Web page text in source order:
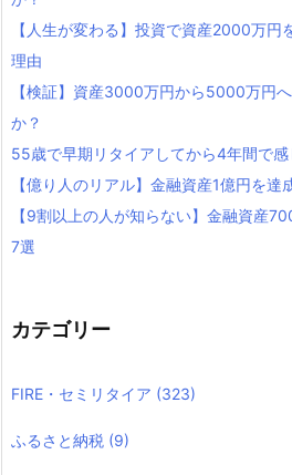
【人生が変わる】投資で資産2000万円
理由
【検証】資産3000万円から5000万円
か？
55歳で早期リタイアしてから4年間で
【億り人のリアル】金融資産1億円を
【9割以上の人が知らない】金融資産
7選
カテゴリー
FIRE・セミリタイア (323)
ふるさと納税 (9)